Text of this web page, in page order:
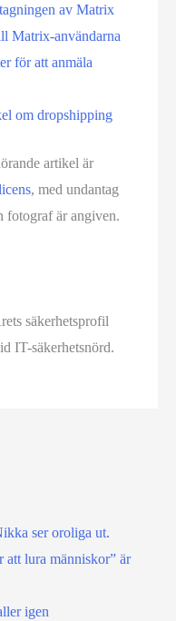
av Matrix
Matrix-användarna
för att anmäla
om dropshipping
artikel är
, med undantag
fotograf är angiven.
säkerhetsprofil
IT-säkerhetsnörd.
igen